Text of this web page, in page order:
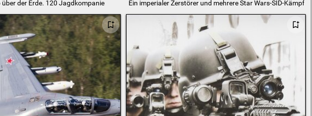
über der Erde. 120 Jagdkompanie
Ein imperialer Zerstörer und mehrere Star Wars-SID-